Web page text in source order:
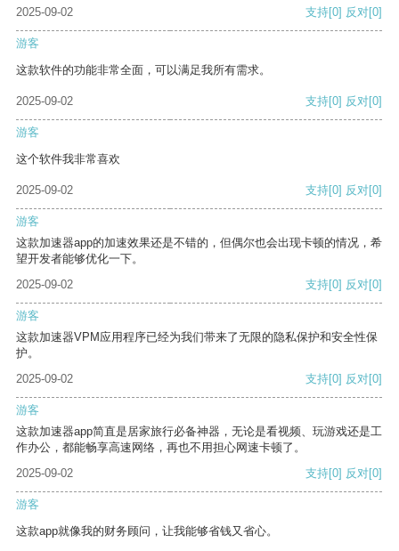
2025-09-02 支持[0] 反对[0]
游客
这款软件的功能非常全面，可以满足我所有需求。
2025-09-02 支持[0] 反对[0]
游客
这个软件我非常喜欢
2025-09-02 支持[0] 反对[0]
游客
这款加速器app的加速效果还是不错的，但偶尔也会出现卡顿的情况，希
望开发者能够优化一下。
2025-09-02
支持[0] 反对[0]
游客
这款加速器VPM应用程序已经为我们带来了无限的隐私保护和安全性保
护。
2025-09-02
支持[0] 反对[0]
游客
这款加速器app简直是居家旅行必备神器，无论是看视频、玩游戏还是工
作办公，都能畅享高速网络，再也不用担心网速卡顿了。
2025-09-02
支持[0] 反对[0]
游客
这款app就像我的财务顾问，让我能够省钱又省心。